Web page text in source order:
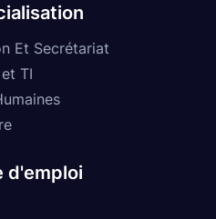
Et Secrétariat
TI
d'emploi